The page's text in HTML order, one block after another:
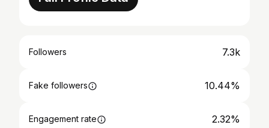
Followers 7.3k
Fake followers 10.44%
Engagement rate 2.32%